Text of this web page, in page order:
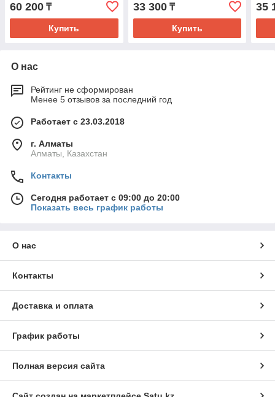
60 200 ₸
Купить
33 300₸
Купить
35
О нас
Рейтинг не сформирован
Менее 5 отзывов за последний год
Работает с 23.03.2018
г. Алматы
Алматы, Казахстан
Контакты
Сегодня работает с 09:00 до 20:00
Показать весь график работы
О нас
Контакты
Доставка и оплата
График работы
Полная версия сайта